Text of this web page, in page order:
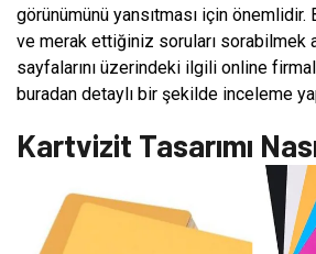
görünümünü yansıtması için
ve merak ettiğiniz soruları sorabilmek
sayfalarını üzerindeki ilgili online
buradan detaylı bir şekilde inceleme
Kartvizit Tasarımı